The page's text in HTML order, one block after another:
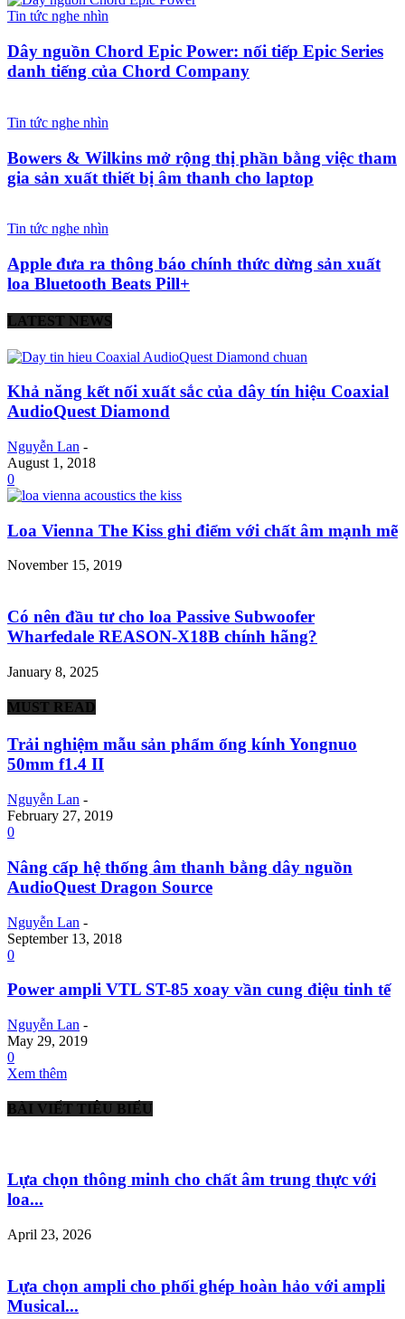
Tin tức nghe nhìn
Dây nguồn Chord Epic Power: nối tiếp Epic Series
danh tiếng của Chord Company
Tin tức nghe nhìn
Bowers & Wilkins mở rộng thị phần bằng việc tham
gia sản xuất thiết bị âm thanh cho laptop
Tin tức nghe nhìn
Apple đưa ra thông báo chính thức dừng sản xuất
loa Bluetooth Beats Pill+
LATEST NEWS
Khả năng kết nối xuất sắc của dây tín hiệu Coaxial
AudioQuest Diamond
Nguyễn Lan -
August 1, 2018
0
Loa Vienna The Kiss ghi điểm với chất âm mạnh mẽ
November 15, 2019
Có nên đầu tư cho loa Passive Subwoofer
Wharfedale REASON-X18B chính hãng?
January 8, 2025
MUST READ
Trải nghiệm mẫu sản phẩm ống kính Yongnuo
50mm f1.4 II
Nguyễn Lan -
February 27, 2019
0
Nâng cấp hệ thống âm thanh bằng dây nguồn
AudioQuest Dragon Source
Nguyễn Lan -
September 13, 2018
0
Power ampli VTL ST-85 xoay vần cung điệu tinh tế
Nguyễn Lan -
May 29, 2019
0
Xem thêm
BÀI VIẾT TIÊU BIỂU
Lựa chọn thông minh cho chất âm trung thực với
loa...
April 23, 2026
Lựa chọn ampli cho phối ghép hoàn hảo với ampli
Musical...